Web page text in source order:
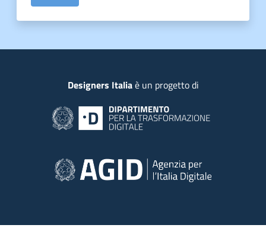
Designers Italiaè un progetto di